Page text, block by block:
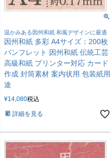
温かみある因州和紙 和風デザインに最適
因州和紙 多彩 A4サイズ：200枚
パンフレット 因州和紙 伝統工芸
高級和紙 プリンター対応 カード
作成 封筒素材 案内状用 包装紙用
途
¥14,080税込
詳細を見る